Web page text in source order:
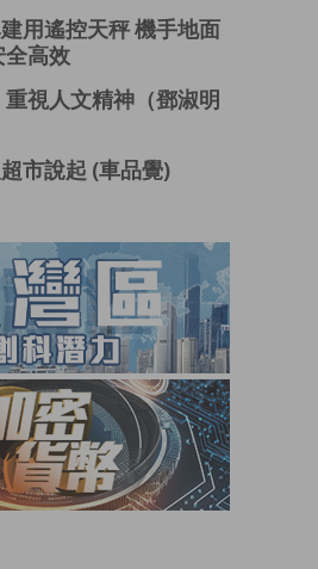
用遙控天秤 機手地面
全高效
視人文精神（鄧淑明
市說起 (車品覺)